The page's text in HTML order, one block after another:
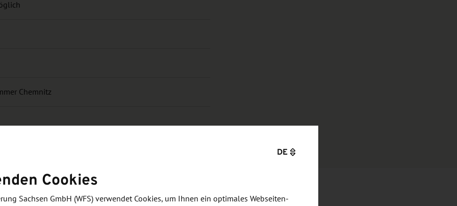
Chemnitz
DE
Cookies
Sachsen GmbH (WFS) verwendet Cookies, um Ihnen ein optimales Webseiten-